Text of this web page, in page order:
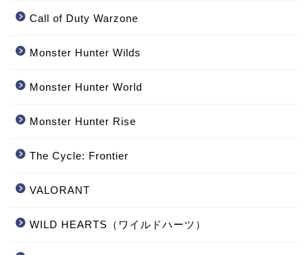
Call of Duty Warzone
‎Monster Hunter Wilds
Monster Hunter World
‎Monster Hunter Rise
The Cycle: Frontier
VALORANT
WILD HEARTS（ワイルドハーツ）